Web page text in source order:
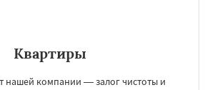
Квартиры
нашей компании — залог чистоты и